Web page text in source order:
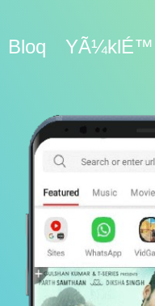
Bloq YÃ¼klÉ™